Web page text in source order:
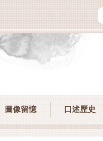
圖像留憶 口述歷史